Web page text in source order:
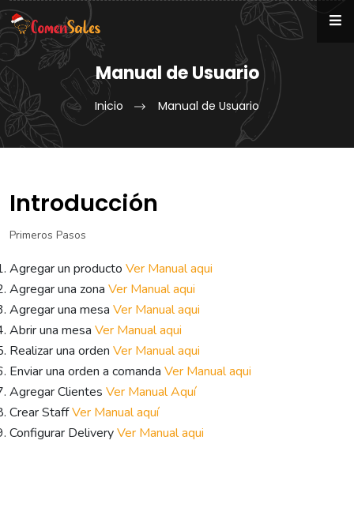
Manual de Usuario
Inicio Manual de Usuario
Introducción
Primeros Pasos
Agregar un producto Ver Manual aqui
Agregar una zona Ver Manual aqui
Agregar una mesa Ver Manual aqui
Abrir una mesa Ver Manual aqui
Realizar una orden Ver Manual aqui
Enviar una orden a comanda Ver Manual aqui
Agregar Clientes Ver Manual Aquí
Crear StaffVer Manual aquí
Configurar DeliveryVer Manual aqui